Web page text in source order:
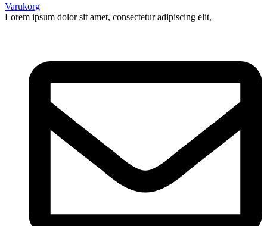
Varukorg
Lorem ipsum dolor sit amet, consectetur adipiscing elit,